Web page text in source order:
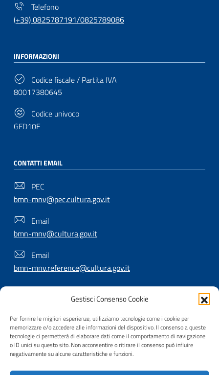
Gestisci Consenso Cookie
Per fornire le migliori esperienze, utilizziamo tecnologie come i cookie per
memorizzare e/o accedere alle informazioni del dispositivo. Il consenso a queste
tecnologie ci permetterà di elaborare dati come il comportamento di navigazione
o ID unici su questo sito. Non acconsentire o ritirare il consenso può influire
negativamente su alcune caratteristiche e funzioni.
Telefono
(+39) 0825787191/0825789086
INFORMAZIONI
Codice fiscale / Partita IVA
80017380645
Codice univoco
GFD10E
CONTATTI EMAIL
PEC
bmn-mnv@pec.cultura.gov.it
Email
bmn-mnv@cultura.gov.it
Email
bmn-mnv.reference@cultura.gov.it
Useful Links Section
Privacy | Cookie policy | Contatti |
accessibilità | Crediti | Nota di copyright | Realizzato da